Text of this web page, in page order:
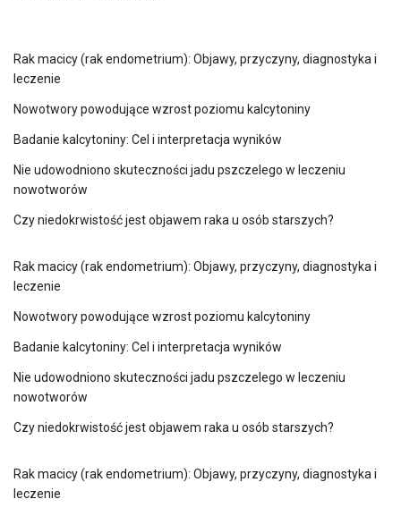
Rak macicy (rak endometrium): Objawy, przyczyny, diagnostyka i
leczenie
Nowotwory powodujące wzrost poziomu kalcytoniny
Badanie kalcytoniny: Cel i interpretacja wyników
Nie udowodniono skuteczności jadu pszczelego w leczeniu
nowotworów
Czy niedokrwistość jest objawem raka u osób starszych?
Rak macicy (rak endometrium): Objawy, przyczyny, diagnostyka i
leczenie
Nowotwory powodujące wzrost poziomu kalcytoniny
Badanie kalcytoniny: Cel i interpretacja wyników
Nie udowodniono skuteczności jadu pszczelego w leczeniu
nowotworów
Czy niedokrwistość jest objawem raka u osób starszych?
Rak macicy (rak endometrium): Objawy, przyczyny, diagnostyka i
leczenie